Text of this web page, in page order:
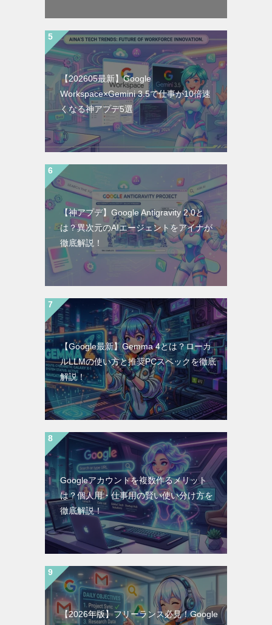
【202605最新】Google
Workspace×Gemini 3.5で仕事が10倍速
くなる神アプデ5選
【神アプデ】Google Antigravity 2.0と
は？異次元のAIエージェントをアイナが
徹底解説！
【Google最新】Gemma 4とは？ローカ
ルLLMの使い方と推奨PCスペックを徹底
解説！
Googleアカウントを複数作るメリット
は？個人用・仕事用の賢い使い分け方を
徹底解説！
【2026年版】フリーランス必見！Google